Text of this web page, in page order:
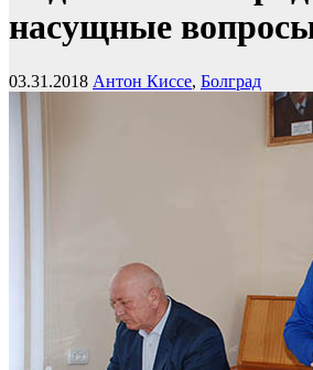
насущные
03.31.2018 Антон Киссе, Болград